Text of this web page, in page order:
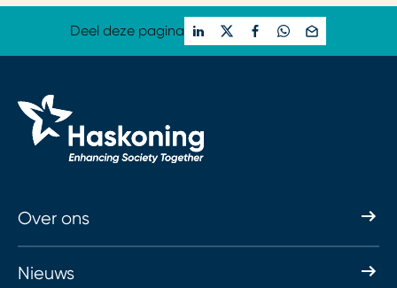
Deel deze pagina
Over ons
Nieuws